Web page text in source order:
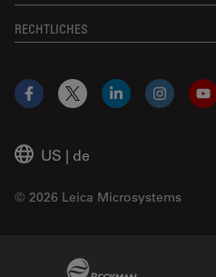
RECHTLICHES
US | de
© 2026 Leica Microsystems
Facebook
X LinkedIn